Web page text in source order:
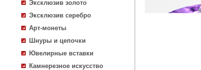
Эксклюзив золото
Эксклюзив серебро
Арт-монеты
Шнуры и цепочки
Ювелирные вставки
Камнерезное искусство